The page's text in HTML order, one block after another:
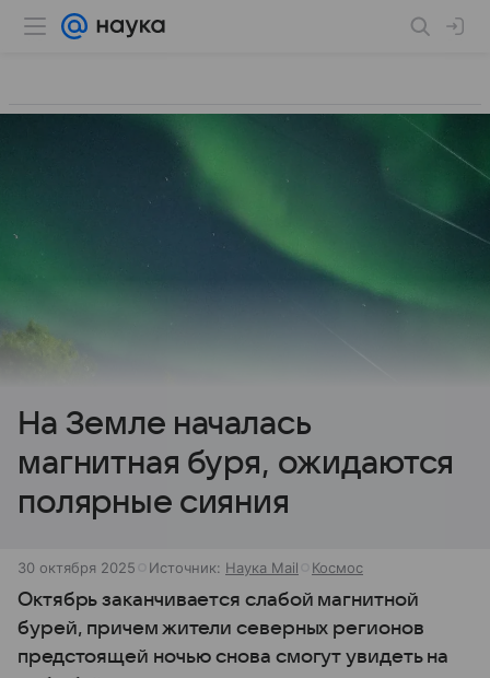
На Земле началась
магнитная буря, ожидаются
полярные сияния
30 октября 2025 Источник: Наука Mail Космос
Октябрь заканчивается слабой магнитной
бурей, причем жители северных регионов
предстоящей ночью снова смогут увидеть на